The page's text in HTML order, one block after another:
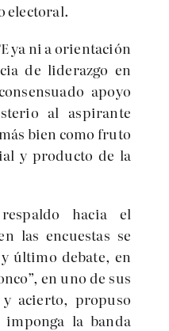
electoral.
ya ni a orientación
de liderazgo en
apoyo
al aspirante
bien como fruto
y producto de la
hacia el
las encuestas se
último debate, en
en uno de sus
acierto, propuso
la banda